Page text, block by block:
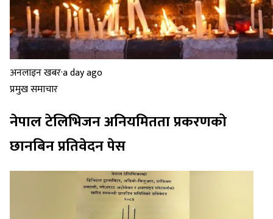
अनलाइन खबर·a day ago
प्रमुख समाचार
नेपाल टेलिभिजन अनियमितता प्रकरणको
छानबिन प्रतिवेदन पेस